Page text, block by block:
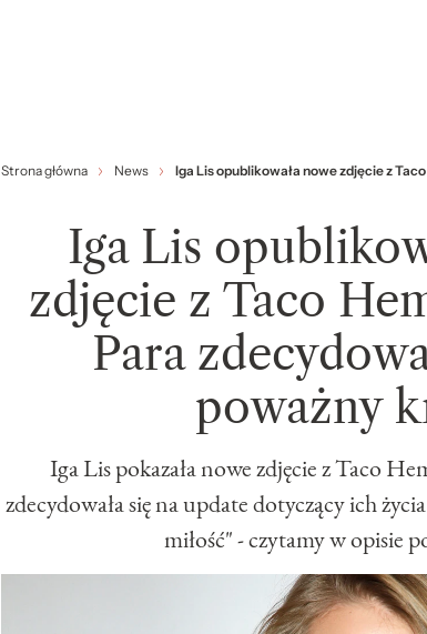
Strona główna News Iga Lis opublikowała nowe zdjęcie z
Iga Lis
zdjęcie z Taco
Para
poważny
Iga Lis pokazała nowe zdjęcie z Taco
zdecydowała się na update dotyczący ich
miłość" - czytamy w opisie